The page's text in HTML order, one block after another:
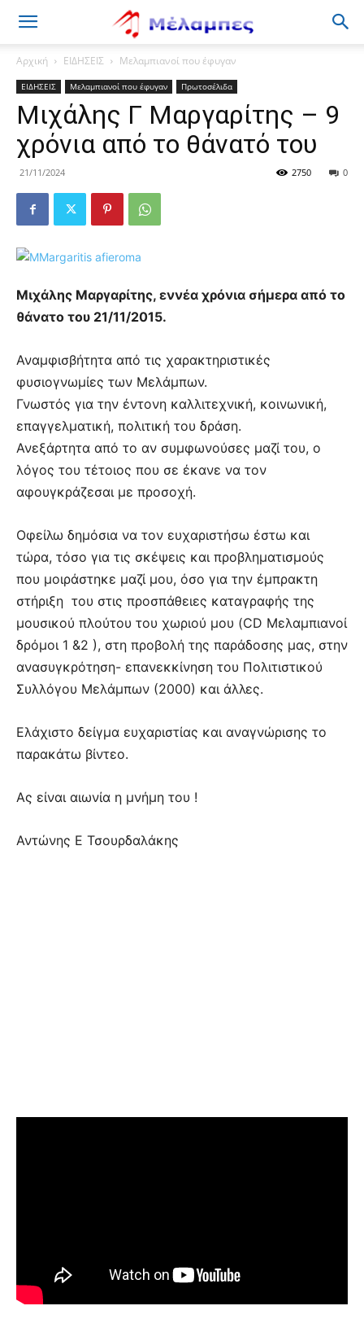
Μέλαμπες
Αρχική ΕΙΔΗΣΕΙΣ Μελαμπιανοί που έφυγαν
ΕΙΔΗΣΕΙΣ Μελαμπιανοί που έφυγαν Πρωτοσέλιδα
Μιχάλης Γ Μαργαρίτης – 9
χρόνια από το θάνατό του
21/11/2024 0
2750
Μιχάλης Μαργαρίτης, εννέα χρόνια σήμερα από το
θάνατο του 21/11/2015.
Αναμφισβήτητα από τις χαρακτηριστικές
φυσιογνωμίες των Μελάμπων.
Γνωστός για την έντονη καλλιτεχνική, κοινωνική,
επαγγελματική, πολιτική του δράση.
Ανεξάρτητα από το αν συμφωνούσες μαζί του, ο
λόγος του τέτοιος που σε έκανε να τον
αφουγκράζεσαι με προσοχή.
Οφείλω δημόσια να τον ευχαριστήσω έστω και
τώρα, τόσο για τις σκέψεις και προβληματισμούς
που μοιράστηκε μαζί μου, όσο για την έμπρακτη
στήριξη του στις προσπάθειες καταγραφής της
μουσικού πλούτου του χωριού μου (CD Μελαμπιανοί
δρόμοι 1 &2 ), στη προβολή της παράδοσης μας, στην
ανασυγκρότηση- επανεκκίνηση του Πολιτιστικού
Συλλόγου Μελάμπων (2000) και άλλες.
Ελάχιστο δείγμα ευχαριστίας και αναγνώρισης το
παρακάτω βίντεο.
Ας είναι αιωνία η μνήμη του !
Αντώνης E Τσουρδαλάκης